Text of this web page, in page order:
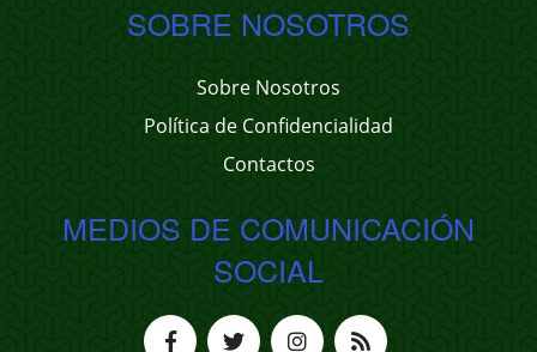
SOBRE NOSOTROS
Sobre Nosotros
Política de Confidencialidad
Contactos
MEDIOS DE COMUNICACIÓN
SOCIAL